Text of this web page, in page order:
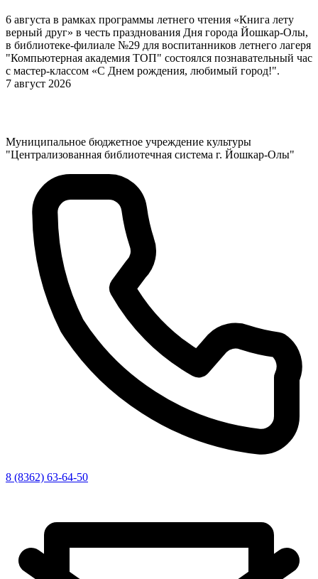
6 августа в рамках программы летнего чтения «Книга лету
верный друг» в честь празднования Дня города Йошкар-Олы,
в библиотеке-филиале №29 для воспитанников летнего лагеря
"Компьютерная академия ТОП" состоялся познавательный час
с мастер-классом «С Днем рождения, любимый город!".
7 август 2026
Муниципальное бюджетное учреждение культуры
"Централизованная библиотечная система г. Йошкар-Олы"
8 (8362) 63-64-50